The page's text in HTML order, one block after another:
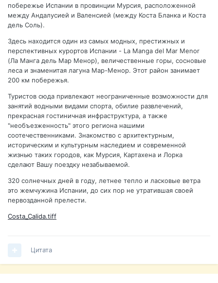
побережье Испании в провинции Мурсия, расположенной
между Андалусией и Валенсией (между Коста Бланка и Коста
дель Соль).
Здесь находится один из самых модных, престижных и
перспективных курортов Испании - La Manga del Mar Menor
(Ла Манга дель Мар Менор), величественные горы, сосновые
леса и знаменитая лагуна Мар-Менор. Этот район занимает
200 км побережья.
Туристов сюда привлекают неограниченные возможности для
занятий водными видами спорта, обилие развлечений,
прекрасная гостиничная инфраструктура, а также
"необъезженность" этого региона нашими
соотечественниками. Знакомство с архитектурным,
историческим и культурным наследием и современной
жизнью таких городов, как Мурсия, Картахена и Лорка
сделают Вашу поездку незабываемой.
320 солнечных дней в году, летнее тепло и ласковые ветра
это жемчужина Испании, до сих пор не утратившая своей
первозданной прелести.
Costa_Calida.tiff
Цитата